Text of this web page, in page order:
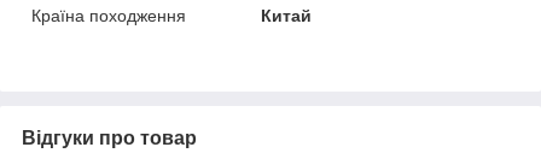
Країна походження
Китай
Відгуки про товар